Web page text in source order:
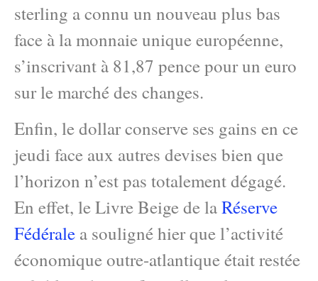
sterling a connu un nouveau plus bas
face à la monnaie unique européenne,
s’inscrivant à 81,87 pence pour un euro
sur le marché des changes.
Enfin, le dollar conserve ses gains en ce
jeudi face aux autres devises bien que
l’horizon n’est pas totalement dégagé.
En effet, le Livre Beige de laRéserve
Fédérale a souligné hier que l’activité
économique outre-atlantique était restée